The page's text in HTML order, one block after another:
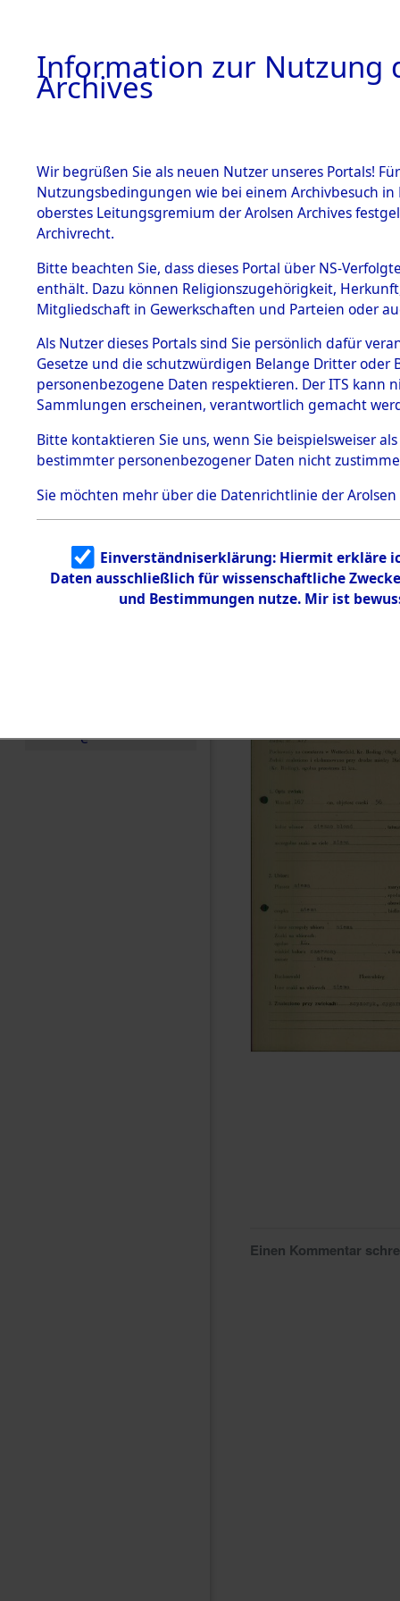
BESTÄNDE
1.
mente
5. Verschiedenes
5.3
Todesmärsche
5.3.1 Alliierte
Erhebungen
zu
Todesmärsch
en
5.3.2
Identifizierun
g
5.3.3
Todesmärsch
e
auf dem
zur
Roding)
Leben
0002
Einen Kommentar
Information zur Nutzung
Archives
Wir begrüßen Sie als neuen Nutzer unseres Portals!
Nutzungsbedingungen wie bei einem Archivbesuch
oberstes Leitungsgremium der Arolsen Archives
Archivrecht.
Bitte beachten Sie, dass dieses Portal über NS-
enthält. Dazu können Religionszugehörigkeit,
Mitgliedschaft in Gewerkschaften und Parteien oder
Als Nutzer dieses Portals sind Sie persönlich dafür
Gesetze und die schutzwürdigen Belange Dritter
personenbezogene Daten respektieren. Der ITS
Sammlungen erscheinen, verantwortlich gemacht
Bitte kontaktieren Sie uns, wenn Sie beispielsweiser
bestimmter personenbezogener Daten nicht
Sie möchten mehr über die Datenrichtlinie der Arolsen
Einverständniserklärung: Hiermit erkläre
Daten ausschließlich für wissenschaftliche
und Bestimmungen nutze. Mir ist